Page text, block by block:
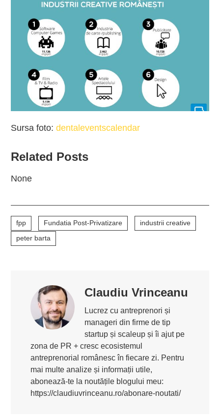
Sursa foto:dentaleventscalendar
Related Posts
None
fpp Fundatia Post-Privatizare
industrii creative
peter barta
Claudiu Vrinceanu
Lucrez cu antreprenori și
manageri din firme de tip
startup și scaleup și îi ajut pe
zona de PR + cresc ecosistemul
antreprenorial românesc în fiecare zi. Pentru
mai multe analize și informații utile,
abonează-te la noutățile blogului meu:
https://claudiuvrinceanu.ro/abonare-noutati/